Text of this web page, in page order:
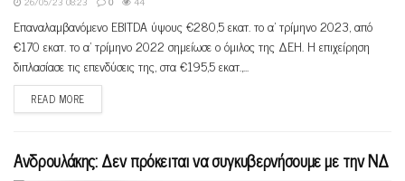
Επαναλαμβανόμενο EBITDA ύψους €280,5 εκατ. το α’ τρίμηνο 2023, από
€170 εκατ. το α’ τρίμηνο 2022 σημείωσε ο όμιλος της ΔΕΗ. Η επιχείρηση
διπλασίασε τις επενδύσεις της, στα €195,5 εκατ.,...
READ MORE
Ανδρουλάκης: Δεν πρόκειται να συγκυβερνήσουμε με την ΝΔ